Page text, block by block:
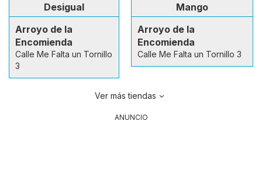
Desigual
Arroyo de la
Encomienda
Calle Me Falta un Tornillo
3
Mango
Arroyo de la
Encomienda
Calle Me Falta un Tornillo 3
Ver más tiendas
ANUNCIO